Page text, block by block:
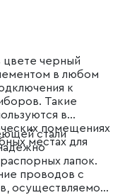
цвете черный
в любом
к
Такие
в
помещениях
местах для
стали
лапок.
проводов с
осуществляемое